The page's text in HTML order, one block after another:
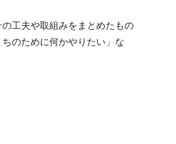
工夫や取組みをまとめたもの
のために何かやりたい」な